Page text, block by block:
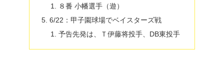
８番 小幡選手（遊）
6/22：甲子園球場でベイスターズ戦
予告先発は、Ｔ伊藤将投手、DB東投手